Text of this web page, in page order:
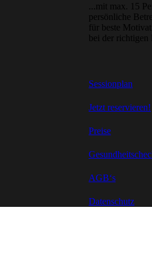
...mit max. 15
persönliche
für beste
bei der richtigen
Sessionplan
Jetzt reservieren!
Preise
AGB‘s
Datenschutz